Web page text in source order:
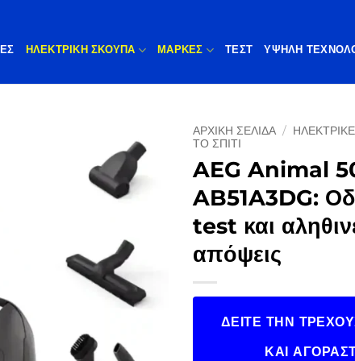
ΗΛΕΚΤΡΙΚΗ ΣΚΟΥΠΑ ΜΆΡΚΕΣ ΤΕΣΤ ΥΨΗΛΉ
ΑΡΧΙΚΉ ΣΕΛΊΔΑ /
ΤΟ ΣΠΊΤΙ
AEG Animal
AB51A3DG:
test και
απόψεις
ΔΕΊΤΕ ΤΗΝ
ΚΑΙ